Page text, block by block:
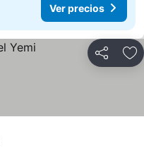
Ver precios
Compartir